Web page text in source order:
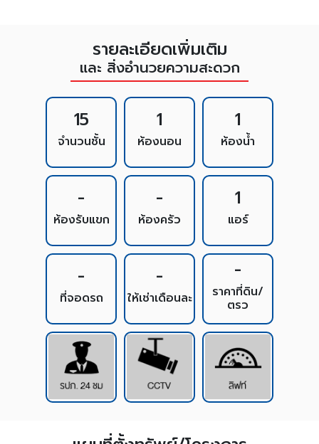
รายละเอียดเพิ่มเติม
และ สิ่งอำนวยความสะดวก
15
จำนวนชั้น
1
ห้องนอน
1
ห้องน้ำ
-
ห้องรับแขก
-
ห้องครัว
1
แอร์
-
ที่จอดรถ
-
ให้เช่าเดือนละ
-
ราคาที่ดิน/
ตรว